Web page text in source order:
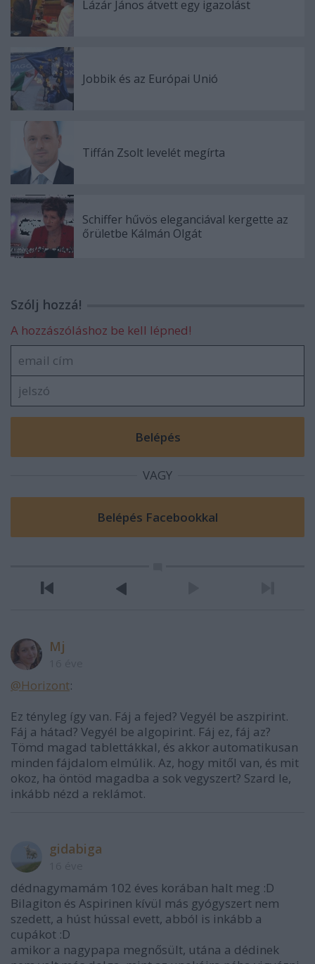
Lázár János átvett egy igazolást
Jobbik és az Európai Unió
Tiffán Zsolt levelét megírta
Schiffer hűvös eleganciával kergette az
őrületbe Kálmán Olgát
Szólj hozzá!
A hozzászóláshoz be kell lépned!
VAGY
Mj
@Horizont:
Ez tényleg így van. Fáj a fejed? Vegyél be aszpirint.
Fáj a hátad? Vegyél be algopirint. Fáj ez, fáj az?
Tömd magad tablettákkal, és akkor automatikusan
minden fájdalom elmúlik. Az, hogy mitől van, és mit
okoz, ha öntöd magadba a sok vegyszert? Szard le,
inkább nézd a reklámot.
gidabiga
dédnagymamám 102 éves korában halt meg :D
Bilagiton és Aspirinen kívül más gyógyszert nem
szedett, a húst hússal evett, abból is inkább a
cupákot :D
amikor a nagypapa megnősült, utána a dédinek